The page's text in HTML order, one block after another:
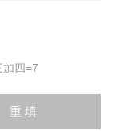
四=7